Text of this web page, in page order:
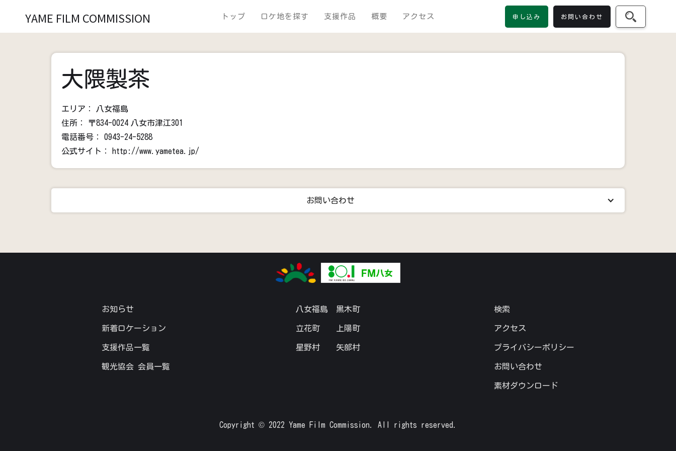
YAME FILM COMMISSION トップ ロケ地を探す 支援作品 概要 アクセス 申し込み お問い合わせ
大隈製茶
エリア：
八女福島
住所：
〒834-0024 八女市津江301
電話番号：
0943-24-5288
公式サイト：
http://www.yametea.jp/
お問い合わせ
お知らせ
新着ロケーション
支援作品一覧
観光協会 会員一覧
八女福島 黒木町
立花町 上陽町
星野村 矢部村
検索
アクセス
プライバシーポリシー
お問い合わせ
素材ダウンロード
Copyright © 2022 Yame Film Commission. All rights reserved.